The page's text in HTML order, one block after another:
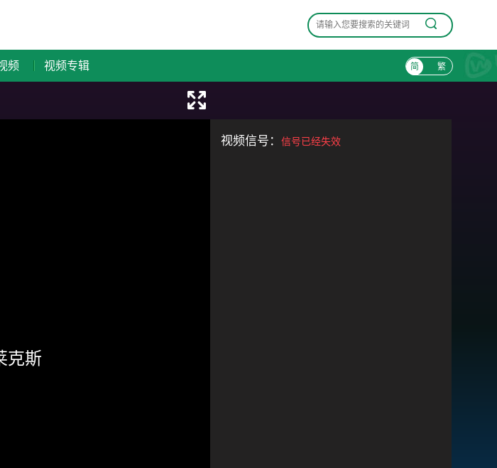
频 视频专辑 简 繁
克斯
视频信号： 信号已经失效